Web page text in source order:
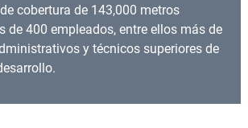
cobertura de 143,000 metros
de 400 empleados, entre ellos más de
y técnicos superiores de